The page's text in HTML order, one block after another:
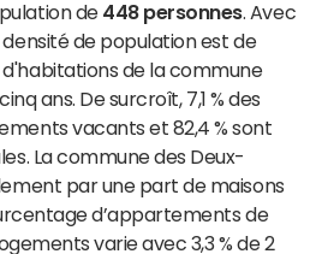
de 448 personnes. Avec
densité de population est de
de la commune
ans. De surcroît, 7,1 % des
vacants et 82,4 % sont
La commune des Deux-
par une part de maisons
d’appartements de
varie avec 3,3 % de 2